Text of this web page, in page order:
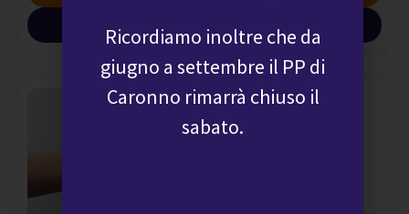
SCARICA INFO PDF
Ricordiamo inoltre che da
giugno a settembre il PP di
Caronno rimarrà chiuso il
sabato.